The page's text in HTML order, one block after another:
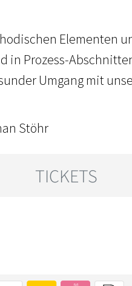
Elementen
in Prozess-
Umgang mit
Stöhr